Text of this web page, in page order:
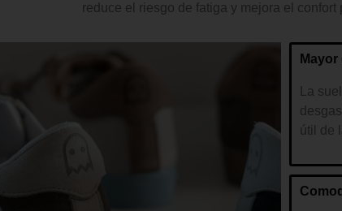
reduce el riesgo de fatiga y mejora el confort
Mayor
La
útil de